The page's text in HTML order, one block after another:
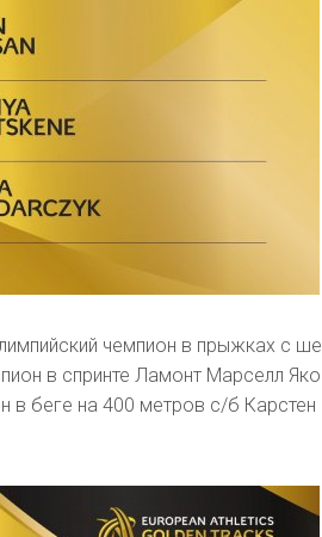
чемпион в прыжках с
в спринте Ламонт Марселл
в беге на 400 метров с/б